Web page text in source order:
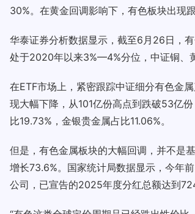
30%。在黄金回调影响下，有色板块出现
华泰证券分析数据显示，截至6月26日，
处于2020年以来3%—4%分位，中证铜、
在ETF市场上，紧密跟踪中证细分有色金
现大幅下降，从101亿份高点到跌破53亿
比19.73%，金银贵金属占比11.06%。
但是，有色金属板块的大幅回调，并不是
增长73.6%。国家统计局数据显示，今年
公司，已宣告的2025年度分红总额达到